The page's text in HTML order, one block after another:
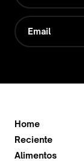
Home
Reciente
Alimentos